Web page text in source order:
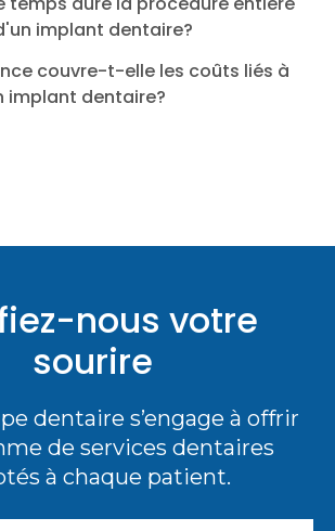
implant dentaire?
couvre-t-elle les coûts liés à
implant dentaire?
nous votre
sourire
dentaire s’engage à offrir
de services dentaires
à chaque patient.